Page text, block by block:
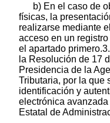
b) En el caso de
físicas, la
realizarse mediante
acceso en un
el apartado
la Resolución de 17
Presidencia de la
Tributaria, por la que
identificación y
electrónica
Estatal de